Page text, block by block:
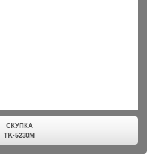
СКУПКА
TK-5230M